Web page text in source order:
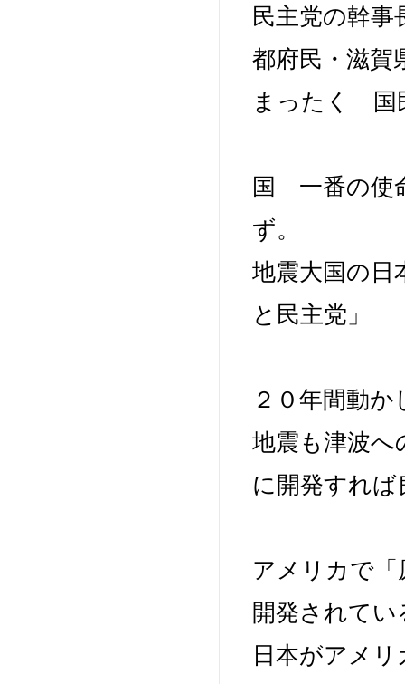
民主党の幹
都府民・滋賀
まったく 国
国 一番の使
ず。
地震大国の
と民主党」
２０年間動
地震も津波
に開発すれば
アメリカで
開発されて
日本がアメ